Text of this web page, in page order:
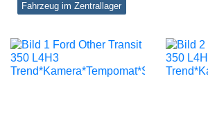
Fahrzeug im Zentrallager